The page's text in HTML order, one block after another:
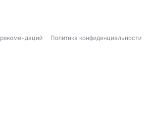
Политика конфиденциальности